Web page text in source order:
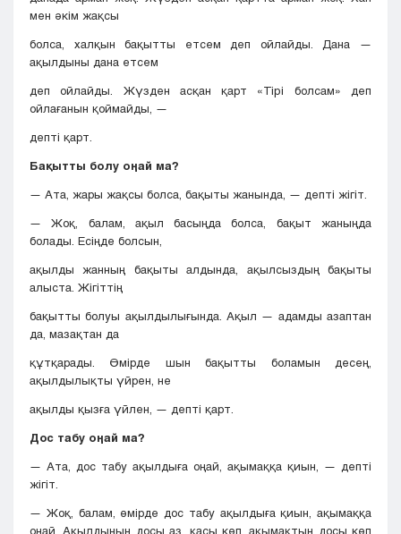
мен әкім жақсы
болса, халқын бақытты етсем деп ойлайды. Дана —
ақылдыны дана етсем
деп ойлайды. Жүзден асқан қарт «Tipi болсам» деп
ойлағанын қоймайды, —
депті қарт.
Бақытты болу оңай ма?
— Ата, жары жақсы болса, бақыты жанында, — депті жігіт.
— Жоқ, балам, ақыл басыңда болса, бақыт жаныңда
болады. Есіңде болсын,
ақылды жанның бақыты алдында, ақылсыздың бақыты
алыста. Жігіттің
бақытты болуы ақылдылығында. Ақыл — адамды азаптан
да, мазақтан да
құтқарады. Өмірде шын бақытты боламын десең,
ақылдылықты үйрен, не
ақылды қызға үйлен, — депті қарт.
Дос табу оңай ма?
— Ата, дос табу ақылдыға оңай, ақымаққа қиын, — депті
жігіт.
— Жоқ, балам, өмірде дос табу ақылдыға қиын, ақымаққа
оңай. Ақылдының досы аз, қасы көп, ақымақтың досы көп